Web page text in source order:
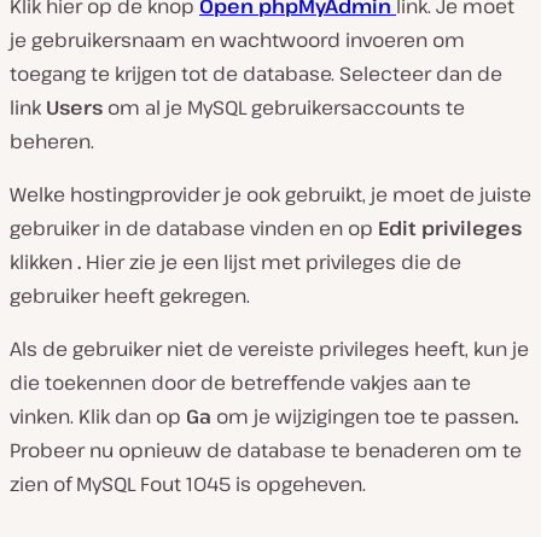
Klik hier op de knop Open phpMyAdmin link. Je moet
je gebruikersnaam en wachtwoord invoeren om
toegang te krijgen tot de database. Selecteer dan de
link Users om al je MySQL gebruikersaccounts te
beheren.
Welke hostingprovider je ook gebruikt, je moet de juiste
gebruiker in de database vinden en op Edit privileges
klikken. Hier zie je een lijst met privileges die de
gebruiker heeft gekregen.
Als de gebruiker niet de vereiste privileges heeft, kun je
die toekennen door de betreffende vakjes aan te
vinken. Klik dan op Ga om je wijzigingen toe te passen.
Probeer nu opnieuw de database te benaderen om te
zien of MySQL Fout 1045 is opgeheven.